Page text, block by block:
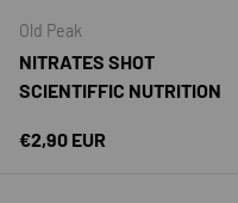
Old Peak
NITRATES SHOT
SCIENTIFFIC NUTRITION
Precio normal
€2,90 EUR